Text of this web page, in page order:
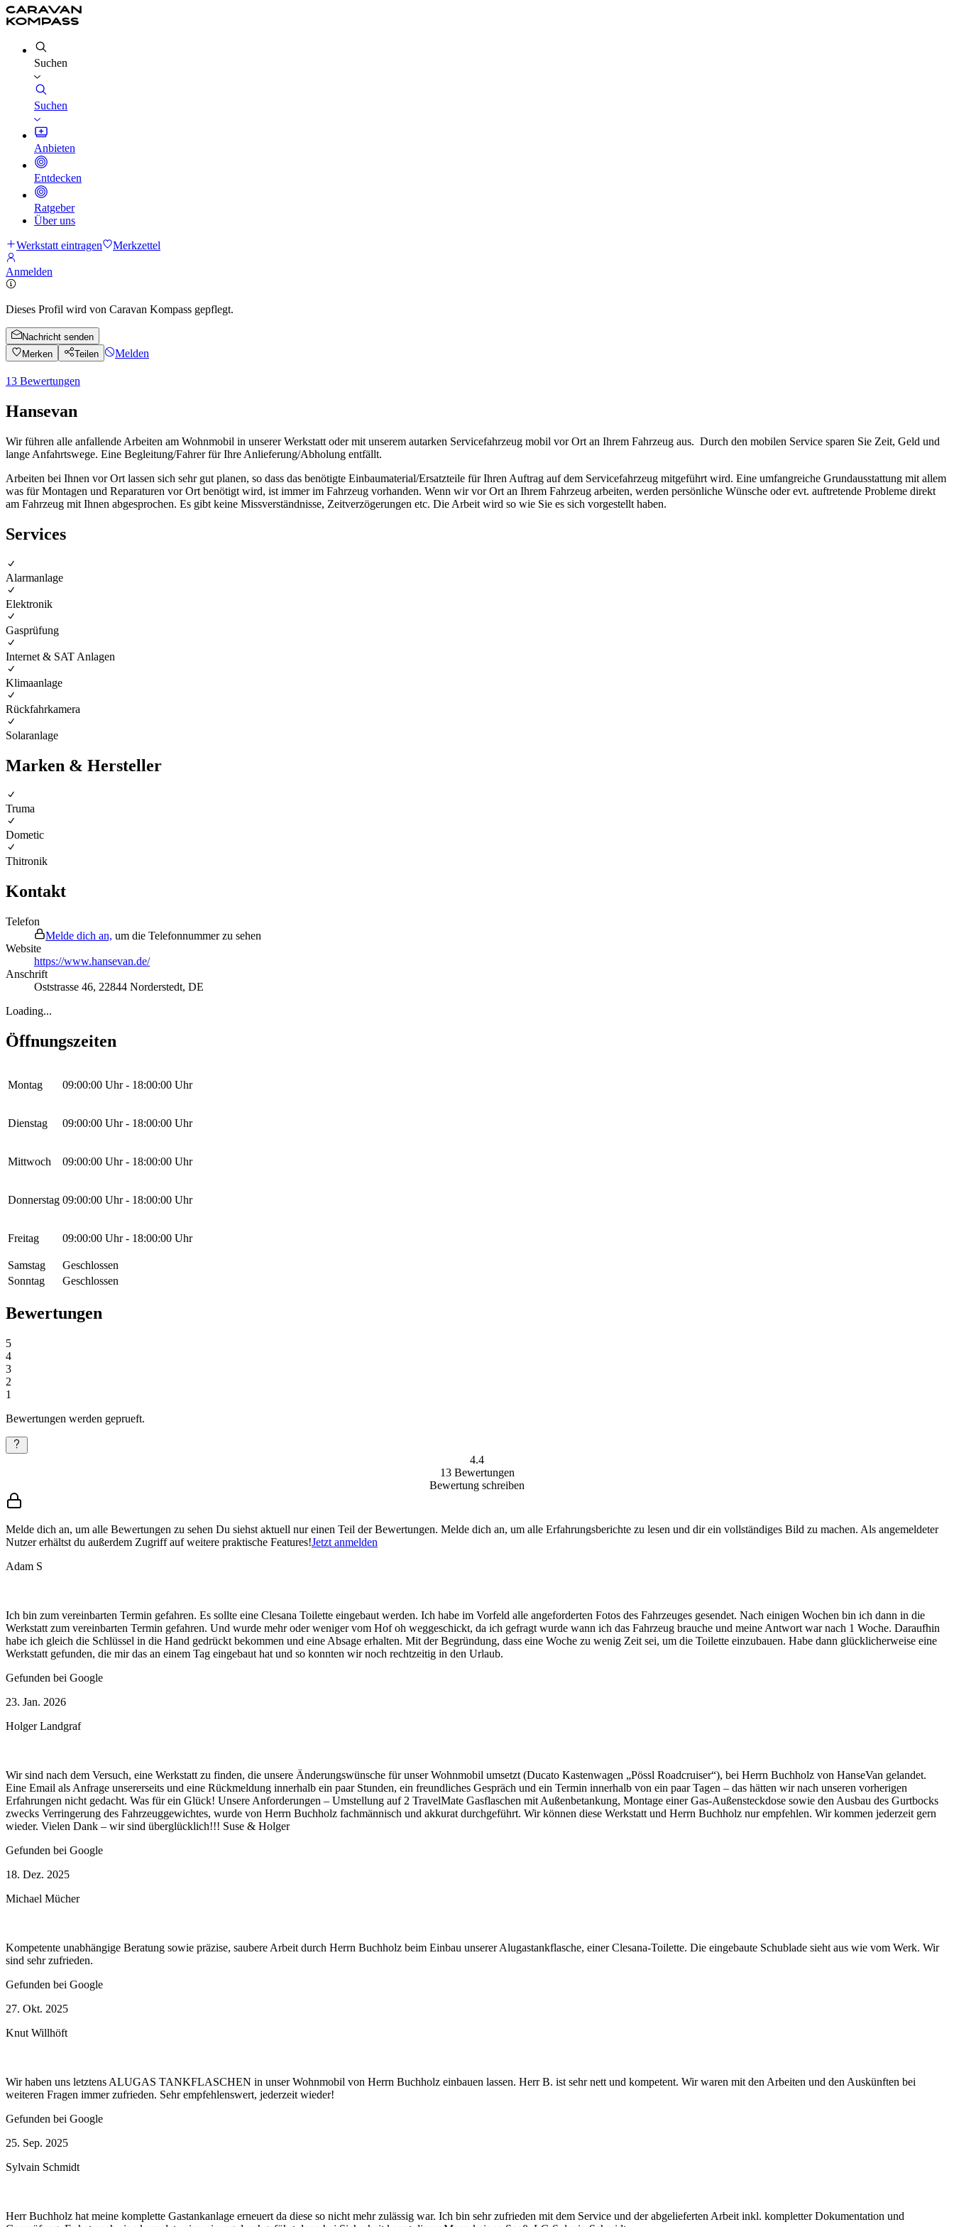
Suchen
Suchen
Anbieten
Entdecken
Ratgeber
Über uns
Werkstatt eintragen Merkzettel
Anmelden
Dieses Profil wird von Caravan Kompass gepflegt.
Nachricht senden
Merken
Teilen Melden
13 Bewertungen
Hansevan
Wir führen alle anfallende Arbeiten am Wohnmobil in unserer Werkstatt oder mit unserem autarken Servicefahrzeug mobil vor Ort an Ihrem Fahrzeug aus. Durch den mobilen Service sparen Sie Zeit, Geld und
lange Anfahrtswege. Eine Begleitung/Fahrer für Ihre Anlieferung/Abholung entfällt.
Arbeiten bei Ihnen vor Ort lassen sich sehr gut planen, so dass das benötigte Einbaumaterial/Ersatzteile für Ihren Auftrag auf dem Servicefahrzeug mitgeführt wird. Eine umfangreiche Grundausstattung mit allem
was für Montagen und Reparaturen vor Ort benötigt wird, ist immer im Fahrzeug vorhanden. Wenn wir vor Ort an Ihrem Fahrzeug arbeiten, werden persönliche Wünsche oder evt. auftretende Probleme direkt
am Fahrzeug mit Ihnen abgesprochen. Es gibt keine Missverständnisse, Zeitverzögerungen etc. Die Arbeit wird so wie Sie es sich vorgestellt haben.
Services
Alarmanlage
Elektronik
Gasprüfung
Internet & SAT Anlagen
Klimaanlage
Rückfahrkamera
Solaranlage
Marken & Hersteller
Truma
Dometic
Thitronik
Kontakt
Telefon
Melde dich an, um die Telefonnummer zu sehen
Website
https://www.hansevan.de/
Anschrift
Oststrasse 46, 22844 Norderstedt, DE
Loading...
Öffnungszeiten
Montag 09:00:00 Uhr - 18:00:00 Uhr
Dienstag 09:00:00 Uhr - 18:00:00 Uhr
Mittwoch 09:00:00 Uhr - 18:00:00 Uhr
Donnerstag 09:00:00 Uhr - 18:00:00 Uhr
Freitag 09:00:00 Uhr - 18:00:00 Uhr
Samstag
Geschlossen
Sonntag
Geschlossen
Bewertungen
5
4
3
2
1
Bewertungen werden geprueft.
4.4
13Bewertungen
Bewertung schreiben
Melde dich an, um alle Bewertungen zu sehen Du siehst aktuell nur einen Teil der Bewertungen. Melde dich an, um alle Erfahrungsberichte zu lesen und dir ein vollständiges Bild zu machen. Als angemeldeter
Nutzer erhältst du außerdem Zugriff auf weitere praktische Features!Jetzt anmelden
Adam S
Ich bin zum vereinbarten Termin gefahren. Es sollte eine Clesana Toilette eingebaut werden. Ich habe im Vorfeld alle angeforderten Fotos des Fahrzeuges gesendet. Nach einigen Wochen bin ich dann in die
Werkstatt zum vereinbarten Termin gefahren. Und wurde mehr oder weniger vom Hof oh weggeschickt, da ich gefragt wurde wann ich das Fahrzeug brauche und meine Antwort war nach 1 Woche. Daraufhin
habe ich gleich die Schlüssel in die Hand gedrückt bekommen und eine Absage erhalten. Mit der Begründung, dass eine Woche zu wenig Zeit sei, um die Toilette einzubauen. Habe dann glücklicherweise eine
Werkstatt gefunden, die mir das an einem Tag eingebaut hat und so konnten wir noch rechtzeitig in den Urlaub.
Gefunden bei Google
23. Jan. 2026
Holger Landgraf
Wir sind nach dem Versuch, eine Werkstatt zu finden, die unsere Änderungswünsche für unser Wohnmobil umsetzt (Ducato Kastenwagen „Pössl Roadcruiser“), bei Herrn Buchholz von HanseVan gelandet.
Eine Email als Anfrage unsererseits und eine Rückmeldung innerhalb ein paar Stunden, ein freundliches Gespräch und ein Termin innerhalb von ein paar Tagen – das hätten wir nach unseren vorherigen
Erfahrungen nicht gedacht. Was für ein Glück! Unsere Anforderungen – Umstellung auf 2 TravelMate Gasflaschen mit Außenbetankung, Montage einer Gas-Außensteckdose sowie den Ausbau des Gurtbocks
zwecks Verringerung des Fahrzeuggewichtes, wurde von Herrn Buchholz fachmännisch und akkurat durchgeführt. Wir können diese Werkstatt und Herrn Buchholz nur empfehlen. Wir kommen jederzeit gern
wieder. Vielen Dank – wir sind überglücklich!!! Suse & Holger
Gefunden bei Google
18. Dez. 2025
Michael Mücher
Kompetente unabhängige Beratung sowie präzise, saubere Arbeit durch Herrn Buchholz beim Einbau unserer Alugastankflasche, einer Clesana-Toilette. Die eingebaute Schublade sieht aus wie vom Werk. Wir
sind sehr zufrieden.
Gefunden bei Google
27. Okt. 2025
Knut Willhöft
Wir haben uns letztens ALUGAS TANKFLASCHEN in unser Wohnmobil von Herrn Buchholz einbauen lassen. Herr B. ist sehr nett und kompetent. Wir waren mit den Arbeiten und den Auskünften bei
weiteren Fragen immer zufrieden. Sehr empfehlenswert, jederzeit wieder!
Gefunden bei Google
25. Sep. 2025
Sylvain Schmidt
Herr Buchholz hat meine komplette Gastankanlage erneuert da diese so nicht mehr zulässig war. Ich bin sehr zufrieden mit dem Service und der abgelieferten Arbeit inkl. kompletter Dokumentation und